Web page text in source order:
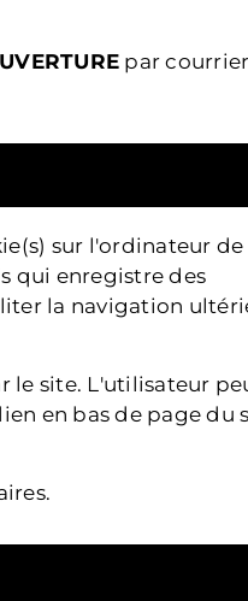
par
sur l'ordinateur de
qui enregistre des
la navigation
le site. L'utilisateur
en bas de page du